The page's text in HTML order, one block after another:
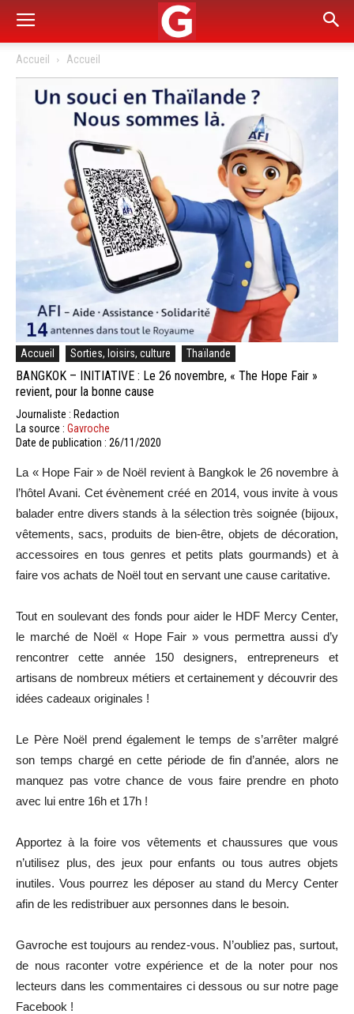
Accueil Accueil
Accueil Sorties, loisirs, culture Thaïlande
BANGKOK – INITIATIVE : Le 26 novembre, « The Hope Fair »
revient, pour la bonne cause
Journaliste : Redaction
La source : Gavroche
Date de publication : 26/11/2020
La « Hope Fair » de Noël revient à Bangkok le 26 novembre à
l’hôtel Avani. Cet évènement créé en 2014, vous invite à vous
balader entre divers stands à la sélection très soignée (bijoux,
vêtements, sacs, produits de bien-être, objets de décoration,
accessoires en tous genres et petits plats gourmands) et à
faire vos achats de Noël tout en servant une cause caritative.
Tout en soulevant des fonds pour aider le HDF Mercy Center,
le marché de Noël « Hope Fair » vous permettra aussi d’y
rencontrer cette année 150 designers, entrepreneurs et
artisans de nombreux métiers et certainement y découvrir des
idées cadeaux originales !
Le Père Noël prend également le temps de s’arrêter malgré
son temps chargé en cette période de fin d’année, alors ne
manquez pas votre chance de vous faire prendre en photo
avec lui entre 16h et 17h !
Apportez à la foire vos vêtements et chaussures que vous
n’utilisez plus, des jeux pour enfants ou tous autres objets
inutiles. Vous pourrez les déposer au stand du Mercy Center
afin de les redistribuer aux personnes dans le besoin.
Gavroche est toujours au rendez-vous. N’oubliez pas, surtout,
de nous raconter votre expérience et de la noter pour nos
lecteurs dans les commentaires ci dessous ou sur notre page
Facebook !